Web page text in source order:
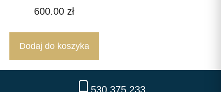
600.00 zł
Dodaj do koszyka
530 375 233